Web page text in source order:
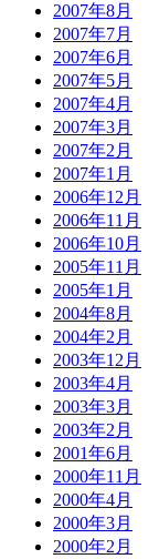
2007年8月
2007年7月
2007年6月
2007年5月
2007年4月
2007年3月
2007年2月
2007年1月
2006年12月
2006年11月
2006年10月
2005年11月
2005年1月
2004年8月
2004年2月
2003年12月
2003年4月
2003年3月
2003年2月
2001年6月
2000年11月
2000年4月
2000年3月
2000年2月